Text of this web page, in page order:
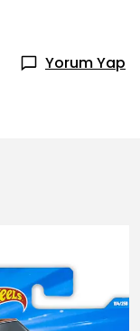
Yorum Yap